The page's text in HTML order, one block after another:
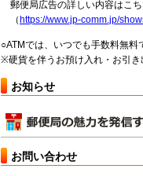
郵便局広告の詳しい内容はこち
（ https://www.jp-comm.jp/
○ATMでは、いつでも手数料無料
※硬貨を伴うお預け入れ・お引き
お知らせ
お問い合わせ